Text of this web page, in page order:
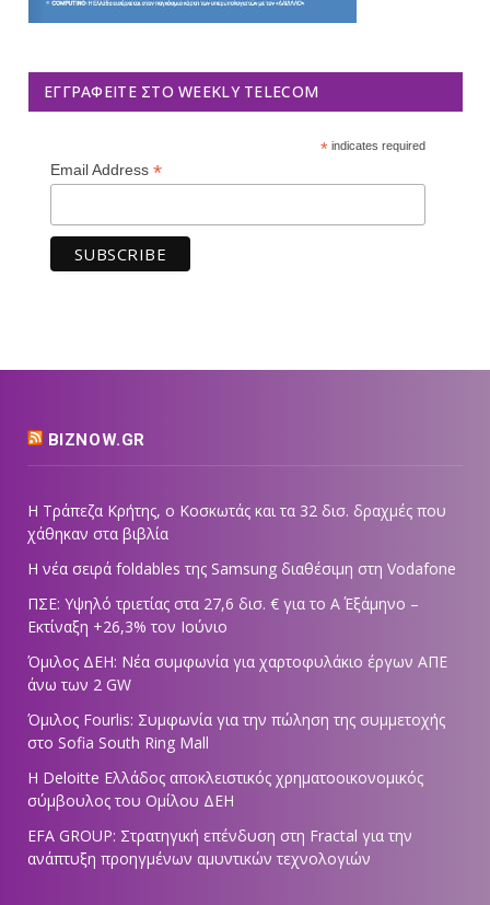
ΕΓΓΡΑΦΕΊΤΕ ΣΤΟ WEEKLY TELECOM
*indicates required
Email Address *
BIZNOW.GR
Η Τράπεζα Κρήτης, ο Κοσκωτάς και τα 32 δισ. δραχμές που
χάθηκαν στα βιβλία
Η νέα σειρά foldables της Samsung διαθέσιμη στη Vodafone
ΠΣΕ: Υψηλό τριετίας στα 27,6 δισ. € για το Α΄ Εξάμηνο –
Εκτίναξη +26,3% τον Ιούνιο
Όμιλος ΔΕΗ: Νέα συμφωνία για χαρτοφυλάκιο έργων ΑΠΕ
άνω των 2 GW
Όμιλος Fourlis: Συμφωνία για την πώληση της συμμετοχής
στο Sofia South Ring Mall
Η Deloitte Ελλάδος αποκλειστικός χρηματοοικονομικός
σύμβουλος του Ομίλου ΔΕΗ
EFA GROUP: Στρατηγική επένδυση στη Fractal για την
ανάπτυξη προηγμένων αμυντικών τεχνολογιών